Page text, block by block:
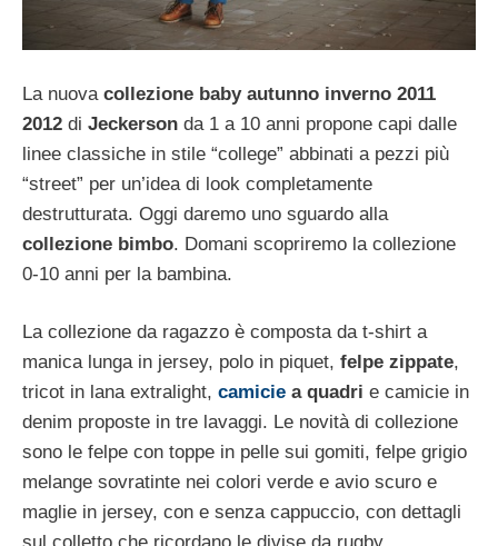
La nuova collezione baby autunno inverno 2011
2012 di Jeckerson da 1 a 10 anni propone capi dalle
linee classiche in stile “college” abbinati a pezzi più
“street” per un’idea di look completamente
destrutturata. Oggi daremo uno sguardo alla
collezione bimbo. Domani scopriremo la collezione
0-10 anni per la bambina.
La collezione da ragazzo è composta da t‐shirt a
manica lunga in jersey, polo in piquet, felpe zippate,
tricot in lana extralight, camicie a quadri e camicie in
denim proposte in tre lavaggi. Le novità di collezione
sono le felpe con toppe in pelle sui gomiti, felpe grigio
melange sovratinte nei colori verde e avio scuro e
maglie in jersey, con e senza cappuccio, con dettagli